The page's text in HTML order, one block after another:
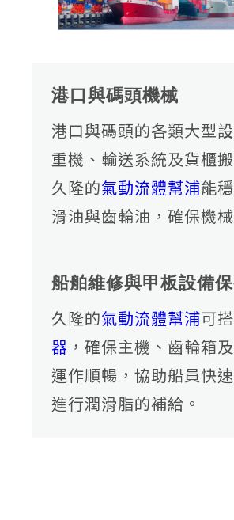
港口與碼頭機械
港口與碼頭的各類大型
重機、輸送系統及貨櫃
久隆的氣動流體幫浦能
滑油與齒輪油，確保機
船舶維修與甲板設備
久隆的氣動流體幫浦可
器 ，確保主機、齒輪箱
運作順暢，協助船員快
進行潤滑脂的補給。